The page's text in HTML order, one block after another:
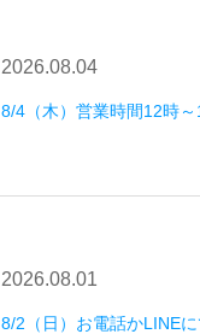
2026.08.04
8/4（木）営業時間12時
2026.08.01
8/2（日）お電話かLINEに